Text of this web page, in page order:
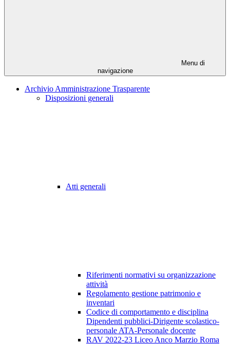
Menu di
navigazione
Archivio Amministrazione Trasparente
Disposizioni generali
Atti generali
Riferimenti normativi su organizzazione
attività
Regolamento gestione patrimonio e
inventari
Codice di comportamento e disciplina
Dipendenti pubblici-Dirigente scolastico-
personale ATA-Personale docente
RAV 2022-23 Liceo Anco Marzio Roma